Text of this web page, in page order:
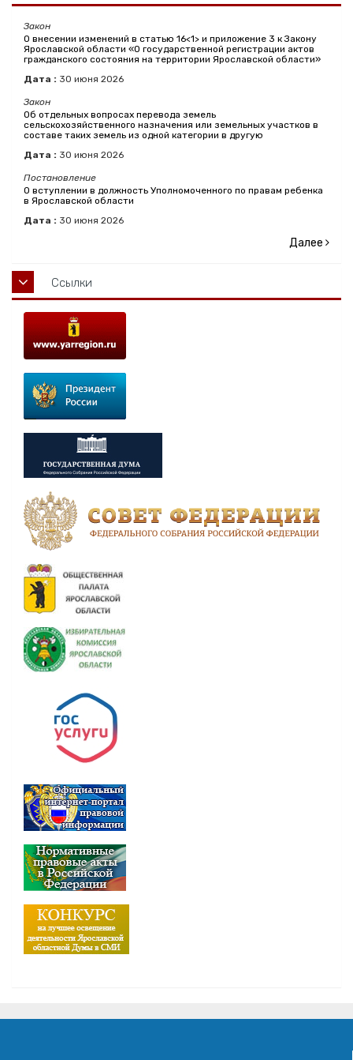
Закон
О внесении изменений в статью 16<1> и приложение 3 к Закону
Ярославской области «О государственной регистрации актов
гражданского состояния на территории Ярославской области»
Дата : 30 июня 2026
Закон
Об отдельных вопросах перевода земель
сельскохозяйственного назначения или земельных участков в
составе таких земель из одной категории в другую
Дата : 30 июня 2026
Постановление
О вступлении в должность Уполномоченного по правам ребенка
в Ярославской области
Дата : 30 июня 2026
Далее
Ссылки